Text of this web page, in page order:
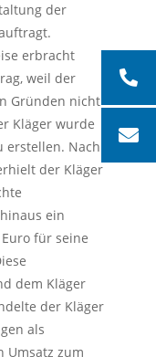
der
erbracht
weil der
Gründen nicht
Kläger wurde
erstellen. Nach
der Kläger
ein
für seine
dem Kläger
der Kläger
als
Umsatz zum